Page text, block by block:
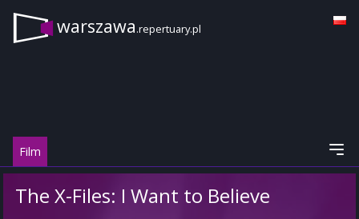
warszawa.repertuary.pl
Film
The X-Files: I Want to Believe